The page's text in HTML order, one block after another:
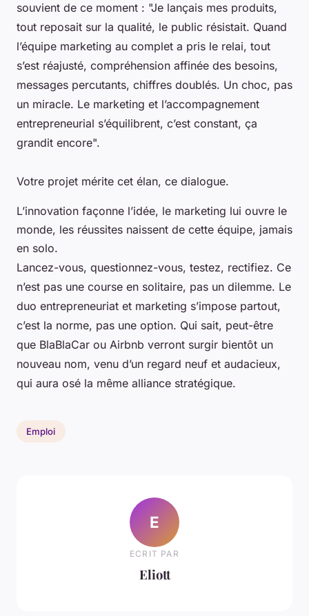
souvient de ce moment : "Je lançais mes produits,
tout reposait sur la qualité, le public résistait. Quand
l’équipe marketing au complet a pris le relai, tout
s’est réajusté, compréhension affinée des besoins,
messages percutants, chiffres doublés. Un choc, pas
un miracle. Le marketing et l’accompagnement
entrepreneurial s’équilibrent, c’est constant, ça
grandit encore".
Votre projet mérite cet élan, ce dialogue.
L’innovation façonne l’idée, le marketing lui ouvre le
monde, les réussites naissent de cette équipe, jamais
en solo.
Lancez-vous, questionnez-vous, testez, rectifiez. Ce
n’est pas une course en solitaire, pas un dilemme. Le
duo entrepreneuriat et marketing s’impose partout,
c’est la norme, pas une option. Qui sait, peut-être
que BlaBlaCar ou Airbnb verront surgir bientôt un
nouveau nom, venu d’un regard neuf et audacieux,
qui aura osé la même alliance stratégique.
Emploi
E
ECRIT PAR
Eliott